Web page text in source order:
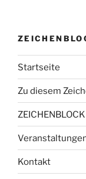
Startseite
Zu diesem
Kontakt